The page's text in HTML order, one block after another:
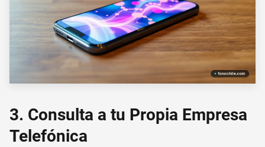
3. Consulta a tu Propia Empresa
Telefónica